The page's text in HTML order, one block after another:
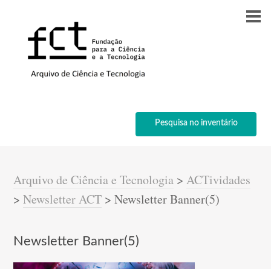
Pesquisa no inventário
Arquivo de Ciência e Tecnologia >ACTividades
>Newsletter ACT >Newsletter Banner(5)
Newsletter Banner(5)